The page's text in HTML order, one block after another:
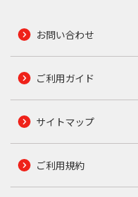
お問い合わせ
ご利用ガイド
サイトマップ
ご利用規約